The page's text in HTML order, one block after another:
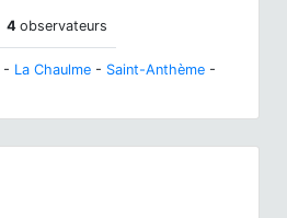
4 observateurs
- La Chaulme - Saint-Anthème -